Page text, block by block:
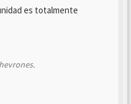
es totalmente